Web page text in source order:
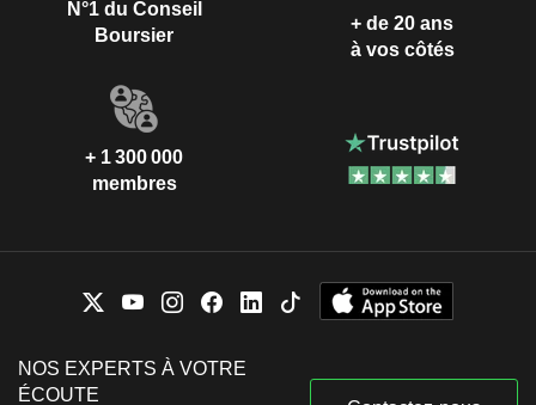
N°1 du Conseil
Boursier
+ de 20 ans
à vos côtés
+ 1 300 000
membres
NOS EXPERTS À VOTRE
ÉCOUTE